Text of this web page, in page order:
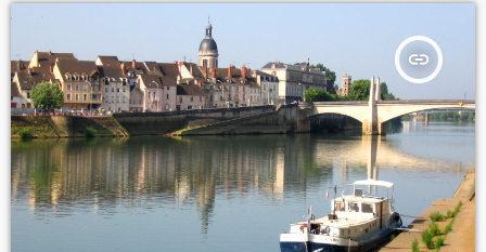
insert_link